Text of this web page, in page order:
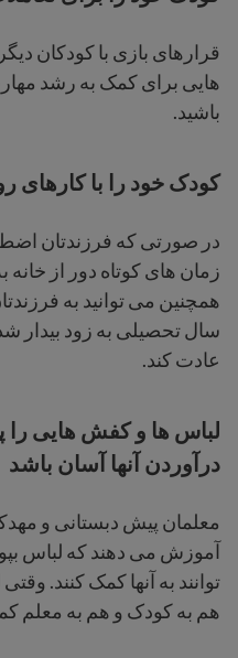
قرارهای بازی با کودکان
هایی برای کمک به رشد
باشید.
کودک خود را با کارهای
در صورتی که فرزندتان
زمان های کوتاه دور از
همچنین می توانید به
سال تحصیلی به زود بیدار
عادت کند.
لباس ها و کفش هایی را
درآوردن آنها آسان باشد
معلمان پیش دبستانی و
آموزش می دهند که لباس
توانند به آنها کمک کنند.
هم به کودک و هم به معلم